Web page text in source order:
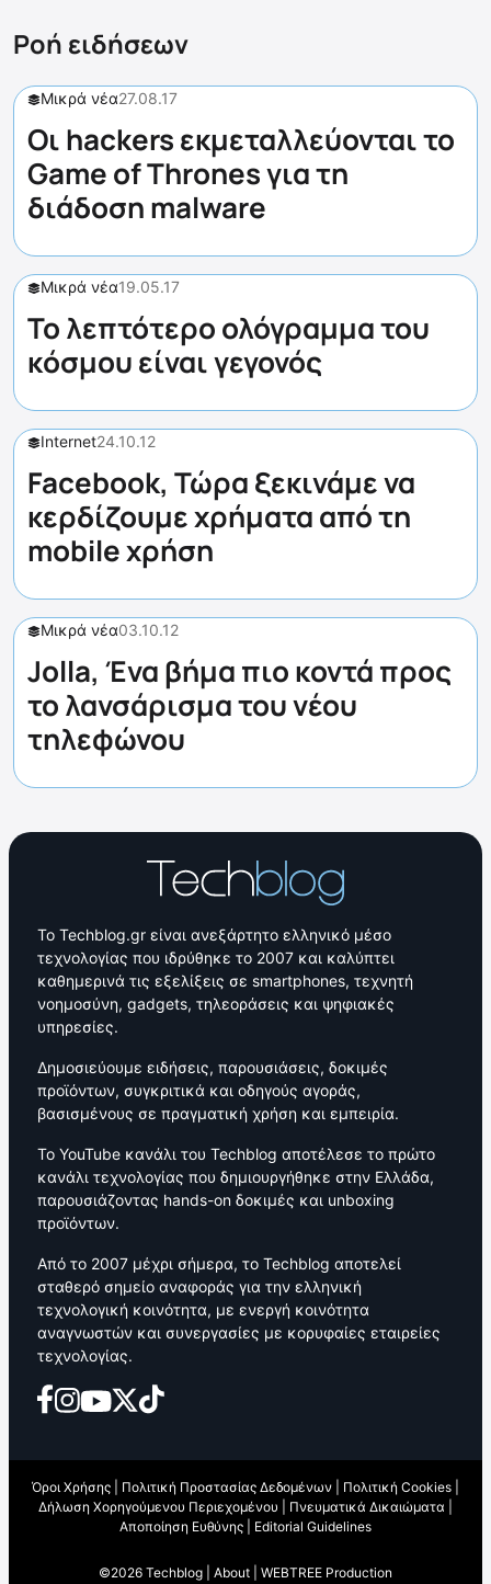
Ροή ειδήσεων
Μικρά νέα27.08.17
Οι hackers εκμεταλλεύονται το
Game of Thrones για τη
διάδοση malware
Μικρά νέα19.05.17
Το λεπτότερο ολόγραμμα του
κόσμου είναι γεγονός
Internet24.10.12
Facebook, Τώρα ξεκινάμε να
κερδίζουμε χρήματα από τη
mobile χρήση
Μικρά νέα03.10.12
Jolla, Ένα βήμα πιο κοντά προς
το λανσάρισμα του νέου
τηλεφώνου
Το Techblog.gr είναι ανεξάρτητο ελληνικό μέσο
τεχνολογίας που ιδρύθηκε το 2007 και καλύπτει
καθημερινά τις εξελίξεις σε smartphones, τεχνητή
νοημοσύνη, gadgets, τηλεοράσεις και ψηφιακές
υπηρεσίες.
Δημοσιεύουμε ειδήσεις, παρουσιάσεις, δοκιμές
προϊόντων, συγκριτικά και οδηγούς αγοράς,
βασισμένους σε πραγματική χρήση και εμπειρία.
Το YouTube κανάλι του Techblog αποτέλεσε το πρώτο
κανάλι τεχνολογίας που δημιουργήθηκε στην Ελλάδα,
παρουσιάζοντας hands-on δοκιμές και unboxing
προϊόντων.
Από το 2007 μέχρι σήμερα, το Techblog αποτελεί
σταθερό σημείο αναφοράς για την ελληνική
τεχνολογική κοινότητα, με ενεργή κοινότητα
αναγνωστών και συνεργασίες με κορυφαίες εταιρείες
τεχνολογίας.
Όροι Χρήσης Πολιτική Προστασίας Δεδομένων Πολιτική Cookies
Δήλωση Χορηγούμενου Περιεχομένου
Πνευματικά Δικαιώματα
Αποποίηση Ευθύνης
Editorial Guidelines
©2026 Techblog | About WEBTREE Production